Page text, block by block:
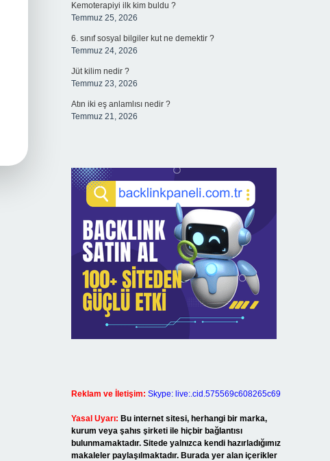
Kemoterapiyi ilk kim buldu ?
Temmuz 25, 2026
6. sınıf sosyal bilgiler kut ne demektir ?
Temmuz 24, 2026
Jüt kilim nedir ?
Temmuz 23, 2026
Atın iki eş anlamlısı nedir ?
Temmuz 21, 2026
Reklam ve İletişim: Skype: live:.cid.575569c608265c69
Yasal Uyarı: Bu internet sitesi, herhangi bir marka,
kurum veya şahıs şirketi ile hiçbir bağlantısı
bulunmamaktadır. Sitede yalnızca kendi hazırladığımız
makaleler paylaşılmaktadır. Burada yer alan içerikler